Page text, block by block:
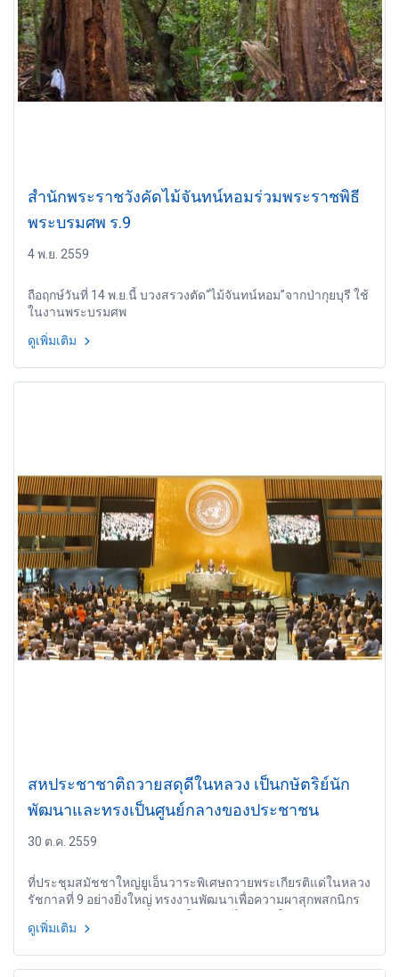
สำนักพระราชวังคัดไม้จันทน์หอมร่วมพระราชพิธี
พระบรมศพ ร.9
4 พ.ย. 2559
ถือฤกษ์วันที่ 14 พ.ย.นี้ บวงสรวงตัด“ไม้จันทน์หอม”จากป่ากุยบุรี ใช้
ในงานพระบรมศพ
ดูเพิ่มเติม
สหประชาชาติถวายสดุดีในหลวง เป็นกษัตริย์นัก
พัฒนาและทรงเป็นศูนย์กลางของประชาชน
30 ต.ค. 2559
ที่ประชุมสมัชชาใหญ่ยูเอ็นวาระพิเศษถวายพระเกียรติแด่ในหลวง
รัชกาลที่ 9 อย่างยิ่งใหญ่ ทรงงานพัฒนาเพื่อความผาสุกพสกนิกร
ดูเพิ่มเติม